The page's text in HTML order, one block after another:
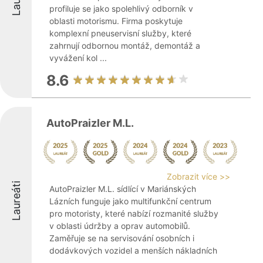
profiluje se jako spolehlivý odborník v
oblasti motorismu. Firma poskytuje
komplexní pneuservisní služby, které
zahrnují odbornou montáž, demontáž a
vyvážení kol ...
8.6
Laureáti
AutoPraizler M.L.
Zobrazit více >>
AutoPraizler M.L. sídlící v Mariánských
Lázních funguje jako multifunkční centrum
pro motoristy, které nabízí rozmanité služby
v oblasti údržby a oprav automobilů.
Zaměřuje se na servisování osobních i
dodávkových vozidel a menších nákladních